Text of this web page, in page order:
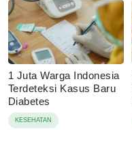
1 Juta Warga Indonesia
Terdeteksi Kasus Baru
Diabetes
KESEHATAN